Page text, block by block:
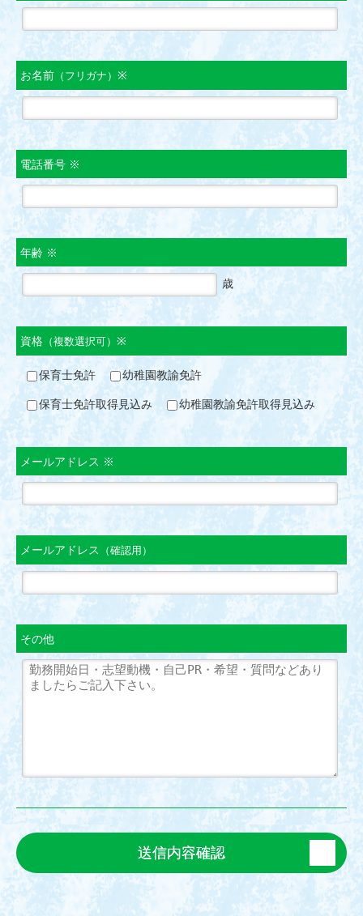
お名前 （フリガナ） ※
電話番号 ※
年齢 ※
歳
資格 （複数選択可） ※
保育士免許 幼稚園教諭免許
保育士免許取得見込み 幼稚園教諭免許取得見込み
メールアドレス ※
メールアドレス （確認用）
その他
送信内容確認